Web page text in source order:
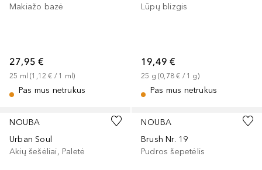
Makiažo bazė
27,95 €
25 ml (1,12 € / 1 ml)
Pas mus netrukus
Lūpų blizgis
19,49 €
25 g (0,78 € / 1 g)
Pas mus netrukus
NOUBA
Urban Soul
Akių šešėliai, Paletė
NOUBA
Brush Nr. 19
Pudros šepetėlis